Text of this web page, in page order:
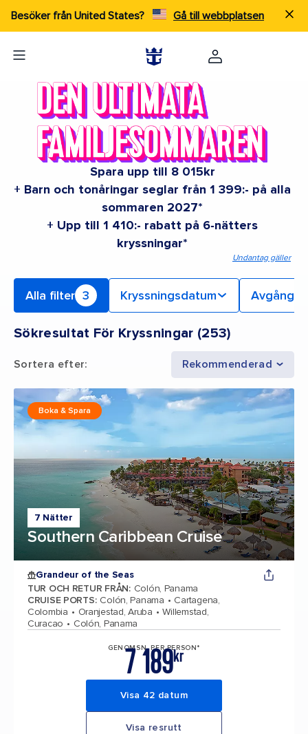
Besöker från United States? Gå till webbplatsen
Spara upp till 8 015kr
+ Barn och tonåringar seglar från 1 399:- på alla
sommaren 2027*
+ Upp till 1 410:- rabatt på 6-nätters
kryssningar*
Undantag gäller
Alla filter 3 Kryssningsdatum
Sökresultat För Kryssningar (253)
Sortera efter: Rekommenderad
7 Nätter
Southern Caribbean Cruise
Boka & Spara
Grandeur of the Seas
TUR OCH RETUR FRÅN: Colón, Panama
CRUISE PORTS: Colón, Panama
Cartagena,
Colombia
Oranjestad, Aruba
Willemstad,
Curacao
Colón, Panama
GENOMSN. PER PERSON*
kr
7 189
Visa 42 datum
Visa resrutt